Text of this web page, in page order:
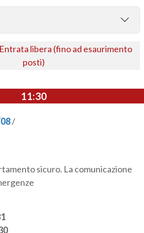
libera (fino ad esaurimento
posti)
11:30
/
sicuro. La comunicazione